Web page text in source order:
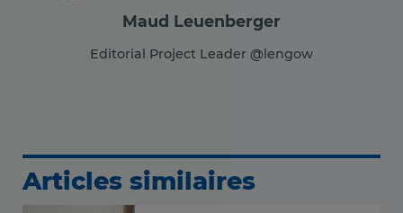
Maud Leuenberger
Editorial Project Leader @lengow
Articles similaires